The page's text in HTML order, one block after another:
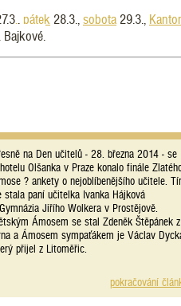
., pátek 28.3.,sobota 29.3.,
Bajkové.
na Den učitelů - 28. března 2014 - se
Olšanka v Praze konalo finále
? ankety o nejoblíbenějšího učitele.
stala paní učitelka Ivanka Hájková
Jiřího Wolkera v Prostějově.
Ámosem se stal Zdeněk Štěpánek
a Ámosem sympaťákem je Václav
přijel z Litoměřic.
pokračování